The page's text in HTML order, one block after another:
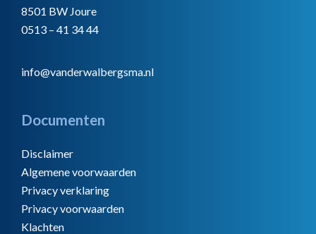
8501 BW Joure
0513 – 41 34 44
info@vanderwalbergsma.nl
Documenten
Disclaimer
Algemene voorwaarden
Privacy verklaring
Privacy voorwaarden
Klachten